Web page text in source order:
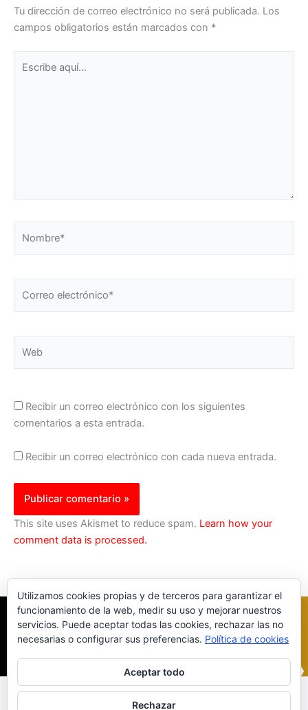
Tu dirección de correo electrónico no será publicada. Los
campos obligatorios están marcados con *
aquí...
electrónico*
Recibir un correo electrónico con los siguientes
comentarios a esta entrada.
Recibir un correo electrónico con cada nueva entrada.
This site uses Akismet to reduce spam. Learn how your
comment data is processed.
Política Cookies| Política Privacidad
Utilizamos cookies propias y de terceros para garantizar el
funcionamiento de la web, medir su uso y mejorar nuestros
servicios. Puede aceptar todas las cookies, rechazar las no
necesarias o configurar sus preferencias. Política de cookies
Aceptar todo
Rechazar